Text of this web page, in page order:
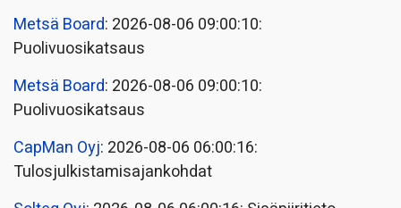
Metsä Board: 2026-08-06 09:00:10:
Puolivuosikatsaus
Metsä Board: 2026-08-06 09:00:10:
Puolivuosikatsaus
CapMan Oyj: 2026-08-06 06:00:16:
Tulosjulkistamisajankohdat